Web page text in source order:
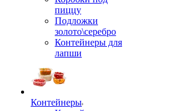
пиццу
Подложки
золото\серебро
Контейнеры для
лапши
Контейнеры